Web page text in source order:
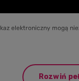
elektroniczny mogą
Rozwiń